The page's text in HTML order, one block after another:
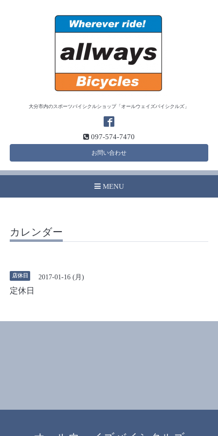
大分市内のスポーツバイシクルショップ「オールウェイズバイシクルズ」
097-574-7470
お問い合わせ
MENU
カレンダー
店休日 2017-01-16 (月)
定休日